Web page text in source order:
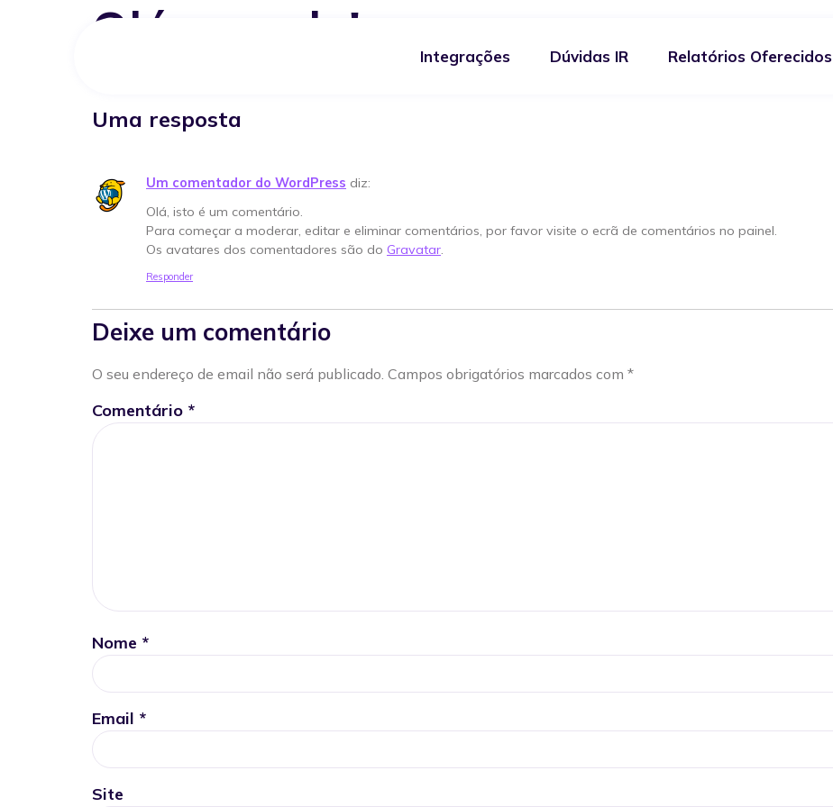
Integrações Dúvidas IR Relatórios Oferecidos
Olá, mundo!
Uma resposta
Um comentador do WordPress diz:
Olá, isto é um comentário.
Para começar a moderar, editar e eliminar comentários, por favor visite o ecrã de comentários no painel.
Os avatares dos comentadores são do Gravatar.
Responder
Deixe um comentário
O seu endereço de email não será publicado. Campos obrigatórios marcados com *
Comentário *
Nome *
Email *
Site